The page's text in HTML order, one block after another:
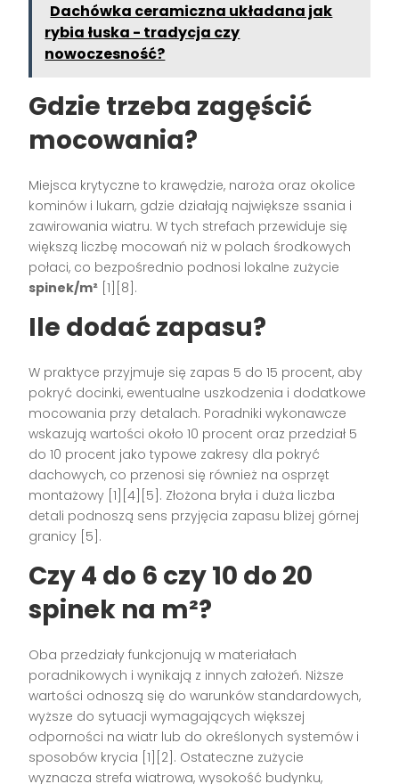
Dachówka ceramiczna układana jak
rybia łuska - tradycja czy
nowoczesność?
Gdzie trzeba zagęścić
mocowania?
Miejsca krytyczne to krawędzie, naroża oraz okolice
kominów i lukarn, gdzie działają największe ssania i
zawirowania wiatru. W tych strefach przewiduje się
większą liczbę mocowań niż w polach środkowych
połaci, co bezpośrednio podnosi lokalne zużycie
spinek/m² [1][8].
Ile dodać zapasu?
W praktyce przyjmuje się zapas 5 do 15 procent, aby
pokryć docinki, ewentualne uszkodzenia i dodatkowe
mocowania przy detalach. Poradniki wykonawcze
wskazują wartości około 10 procent oraz przedział 5
do 10 procent jako typowe zakresy dla pokryć
dachowych, co przenosi się również na osprzęt
montażowy [1][4][5]. Złożona bryła i duża liczba
detali podnoszą sens przyjęcia zapasu bliżej górnej
granicy [5].
Czy 4 do 6 czy 10 do 20
spinek na m²?
Oba przedziały funkcjonują w materiałach
poradnikowych i wynikają z innych założeń. Niższe
wartości odnoszą się do warunków standardowych,
wyższe do sytuacji wymagających większej
odporności na wiatr lub do określonych systemów i
sposobów krycia [1][2]. Ostateczne zużycie
wyznacza strefa wiatrowa, wysokość budynku,